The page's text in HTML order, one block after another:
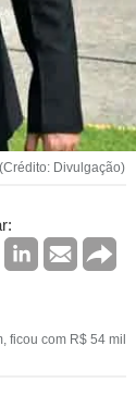
Divulgação)
ficou com R$ 54 mil